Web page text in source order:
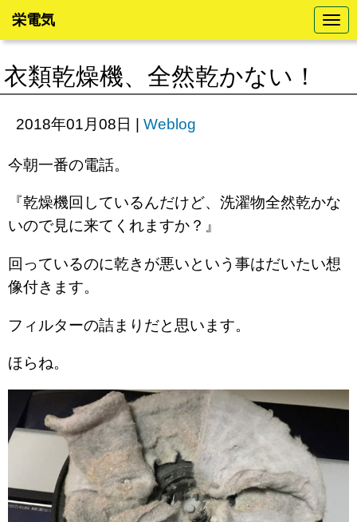
N
a
v
t
栄電気
衣類乾燥機、全然乾かない！
2018年01月08日 | Weblog
今朝一番の電話。
『乾燥機回しているんだけど、洗濯物全然乾かな
いので見に来てくれますか？』
回っているのに乾きが悪いという事はだいたい想
像付きます。
フィルターの詰まりだと思います。
ほらね。